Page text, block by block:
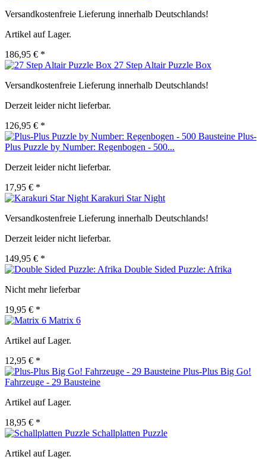
Versandkostenfreie Lieferung innerhalb Deutschlands!
Artikel auf Lager.
186,95 € *
27 Step Altair Puzzle Box
Versandkostenfreie Lieferung innerhalb Deutschlands!
Derzeit leider nicht lieferbar.
126,95 € *
Plus-
Plus Puzzle by Number: Regenbogen - 500...
Derzeit leider nicht lieferbar.
17,95 € *
Karakuri Star Night
Versandkostenfreie Lieferung innerhalb Deutschlands!
Derzeit leider nicht lieferbar.
149,95 € *
Double Sided Puzzle: Afrika
Nicht mehr lieferbar
19,95 € *
Matrix 6
Artikel auf Lager.
12,95 € *
Plus-Plus Big Go!
Fahrzeuge - 29 Bausteine
Artikel auf Lager.
18,95 € *
Schallplatten Puzzle
Artikel auf Lager.